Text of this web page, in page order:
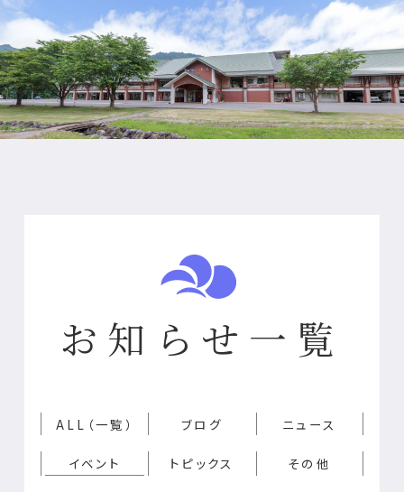
お知らせ一覧
ALL（一覧） ブログ ニュース
イベント トピックス その他